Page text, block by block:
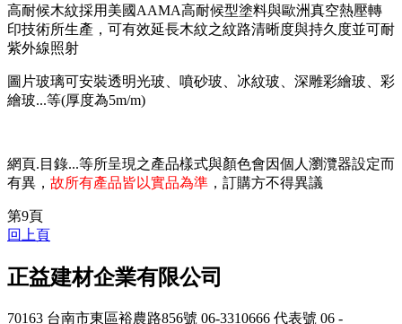
高耐候木紋採用美國AAMA高耐候型塗料與歐洲真空熱壓轉
印技術所生產，可有效延長木紋之紋路清晰度與持久度並可耐
紫外線照射
圖片玻璃可安裝透明光玻、噴砂玻、冰紋玻、深雕彩繪玻、彩
繪玻...等(厚度為5m/m)
網頁.目錄...等所呈現之產品樣式與顏色會因個人瀏灠器設定而
有異， 故所有產品皆以實品為準 ，訂購方不得異議
第9頁
回上頁
正益建材企業有限公司
70163 台南市東區裕農路856號 06-3310666 代表號 06 -